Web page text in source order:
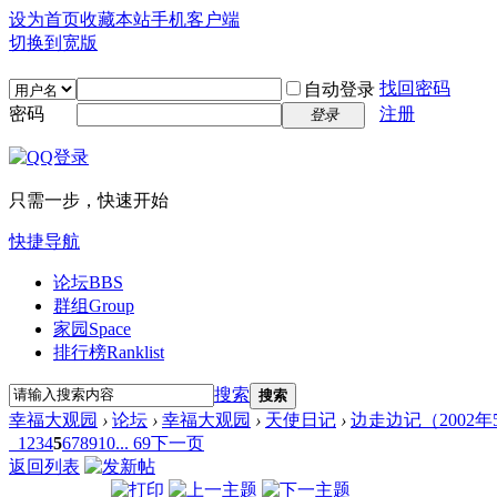
设为首页收藏本站手机客户端
切换到宽版
自动登录 找回密码
密码
登录 注册
只需一步，快速开始
快捷导航
论坛BBS
群组Group
家园 Space
排行榜Ranklist
搜索 搜索
幸福大观园 › 论坛 › 幸福大观园 › 天使日记 › 边走边记（2002年
1 2345678910... 69下一页
返回列表